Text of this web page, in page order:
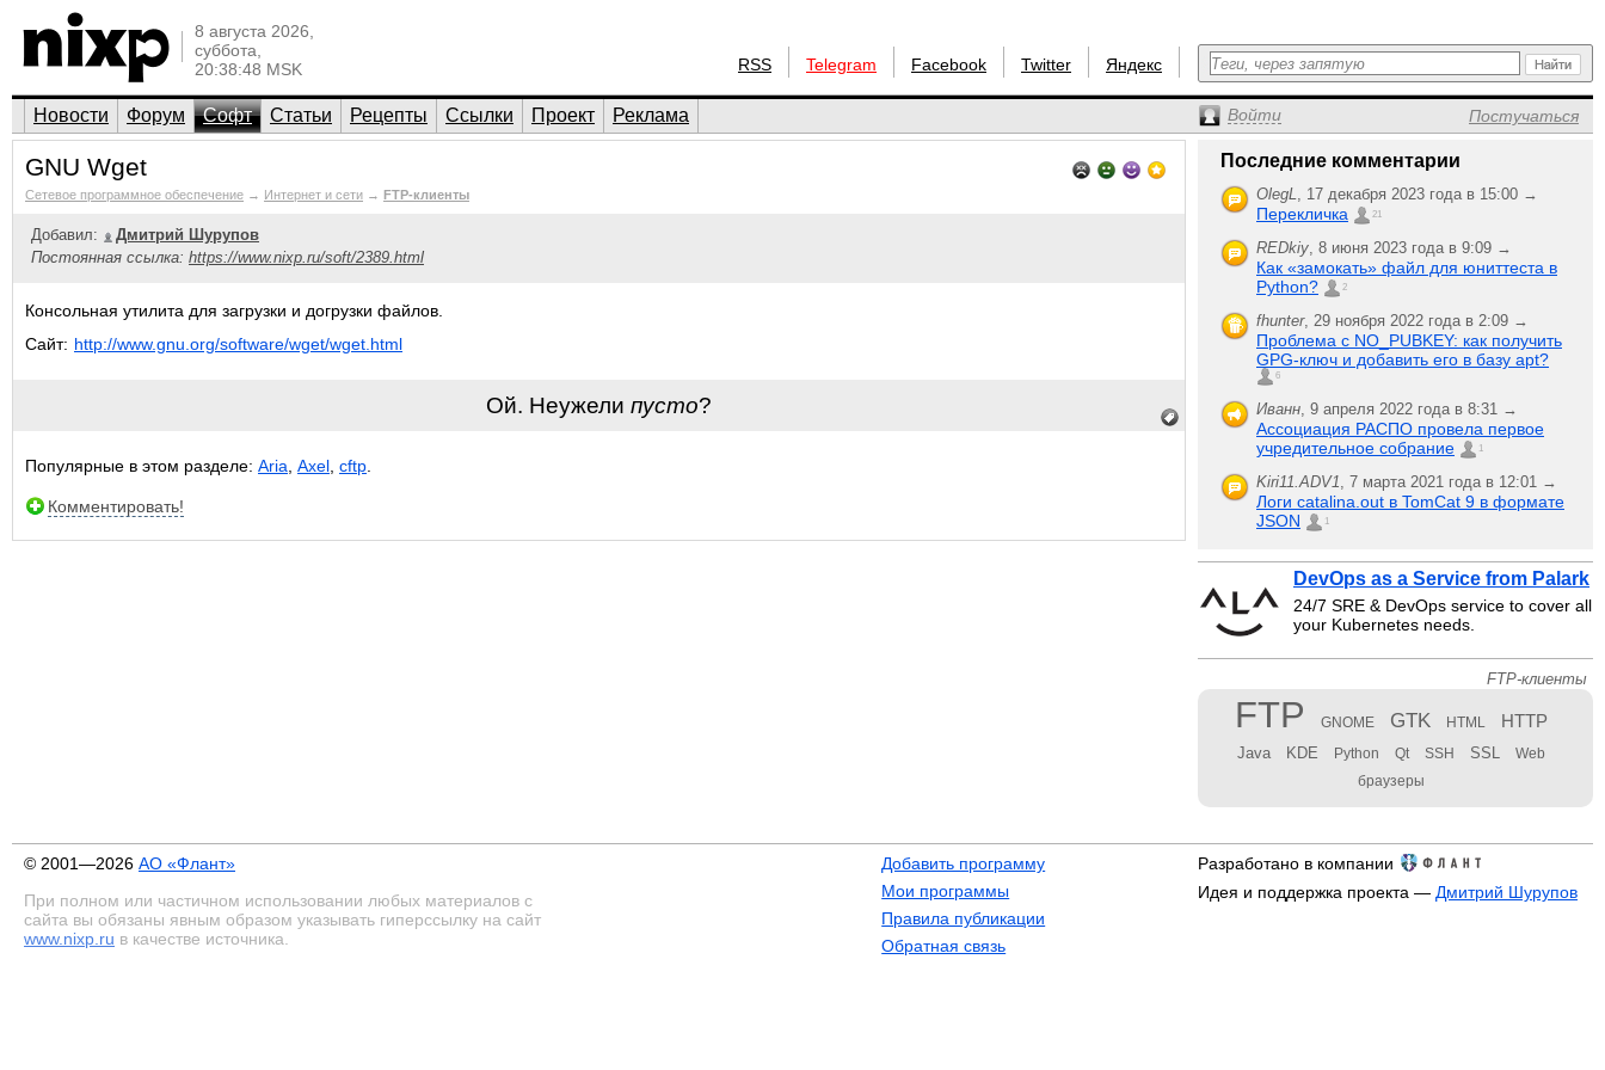
8 августа 2026,
суббота,
20:38:48 MSK
RSS Telegram Facebook Twitter Яндекс
Новости Форум Софт Статьи Рецепты Ссылки Проект Реклама Войти Постучаться
GNU Wget
Сетевое программное обеспечение → Интернет и сети → FTP-клиенты
Добавил:
Дмитрий Шурупов
Постоянная ссылка: https://www.nixp.ru/soft/2389.html
Консольная утилита для загрузки и догрузки файлов.
Сайт: http://www.gnu.org/software/wget/wget.html
Ой. Неужели пусто?
Популярные в этом разделе: Aria Axel cftp
Комментировать!
Последние комментарии
OlegL, 17 декабря 2023 года в 15:00 →
Перекличка 21
REDkiy, 8 июня 2023 года в 9:09 →
Как «замокать» файл для юниттеста в
Python?
2
fhunter, 29 ноября 2022 года в 2:09 →
Проблема с NO_PUBKEY: как получить
GPG-ключ и добавить его в базу apt?
6
Иванн, 9 апреля 2022 года в 8:31 →
Ассоциация РАСПО провела первое
учредительное собрание
1
Kiri11.ADV1, 7 марта 2021 года в 12:01 →
Логи catalina.out в TomCat 9 в формате
JSON
1
DevOps as a Service from Palark
24/7 SRE & DevOps service to cover all
your Kubernetes needs.
FTP-клиенты
FTP GNOME GTK HTML HTTP
Java KDE Python Qt SSH SSL
Web
браузеры
© 2001—2026 АО «Флант»
При полном или частичном использовании любых материалов с
сайта вы обязаны явным образом указывать гиперссылку на сайт
www.nixp.ru в качестве источника.
Добавить программу
Мои программы
Правила публикации
Обратная связь
Разработано в компании
Идея и поддержка проекта — Дмитрий Шурупов